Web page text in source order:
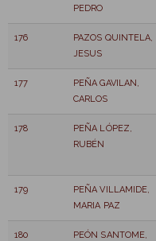
PEDRO
176
PAZOS QUINTELA,
JESUS
177
PEÑA GAVILAN,
CARLOS
178
PEÑA LÓPEZ,
RUBÉN
179
PEÑA VILLAMIDE,
MARIA PAZ
180
PEÓN SANTOME,